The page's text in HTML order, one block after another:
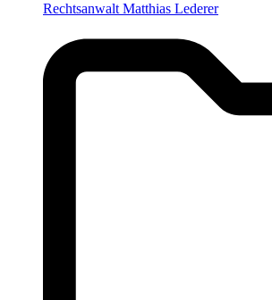
Rechtsanwalt Matthias Lederer